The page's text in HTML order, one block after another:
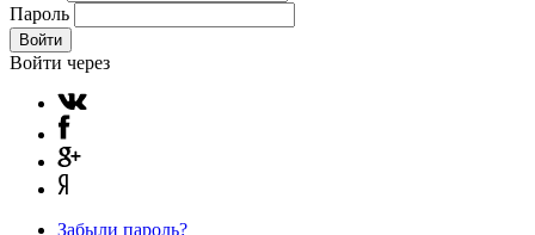
Пароль
Войти
Войти через
Забыли пароль?